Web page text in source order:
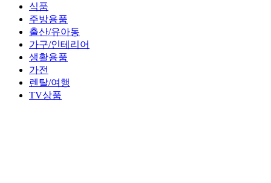
식품
주방용품
출산/유아동
가구/인테리어
생활용품
가전
렌탈/여행
TV상품